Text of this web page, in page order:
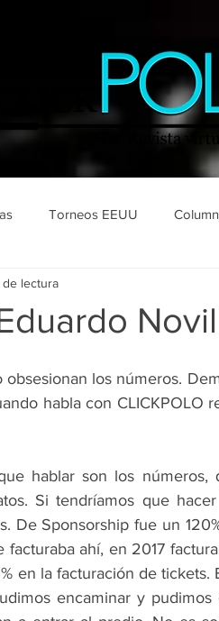
Torneos EEUU
de lectura
obsesionan los números.
habla con CLICKPOLO
hablar son los
Si tendríamos que
De Sponsorship fue un
facturaba ahí, en 2017
en la facturación de
encaminar y